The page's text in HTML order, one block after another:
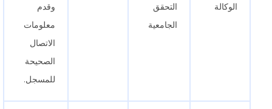
الوكالة
التحقق
الجامعية
وقدم
معلومات
الاتصال
الصحيحة
للمسجل.